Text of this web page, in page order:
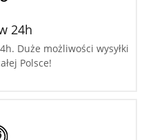
24h
Duże możliwości wysyłki
Polsce!